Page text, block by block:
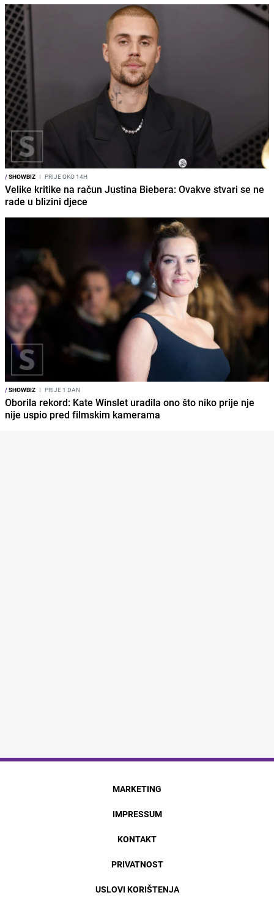
/SHOWBIZ I PRIJE OKO 14H
Velike kritike na račun Justina Biebera: Ovakve stvari se ne
rade u blizini djece
/SHOWBIZ I PRIJE 1 DAN
Oborila rekord: Kate Winslet uradila ono što niko prije nje
nije uspio pred filmskim kamerama
MARKETING
IMPRESSUM
KONTAKT
PRIVATNOST
USLOVI KORIŠTENJA